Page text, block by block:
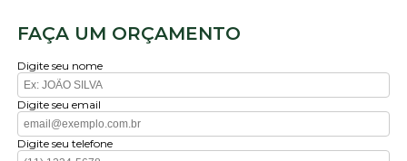
FAÇA UM ORÇAMENTO
Digite seu nome
Digite seu email
Digite seu telefone